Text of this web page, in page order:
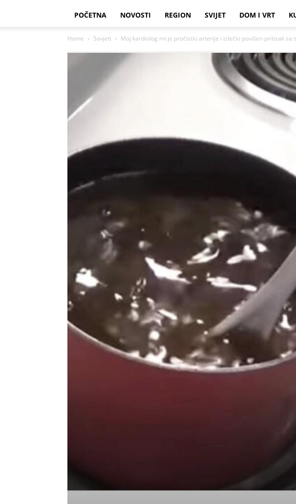
POČETNA NOVOSTI REGION SVIJET DOM I VRT
Home Savjeti Moj kardiolog mi je pročistio arterije i izlečio povišen pritisak sa